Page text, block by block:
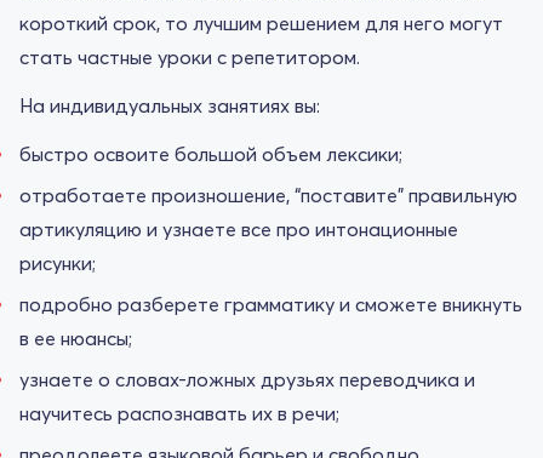
короткий срок, то лучшим решением для него могут
стать частные уроки с репетитором.
На индивидуальных занятиях вы:
быстро освоите большой объем лексики;
отработаете произношение, “поставите” правильную
артикуляцию и узнаете все про интонационные
рисунки;
подробно разберете грамматику и сможете вникнуть
в ее нюансы;
узнаете о словах-ложных друзьях переводчика и
научитесь распознавать их в речи;